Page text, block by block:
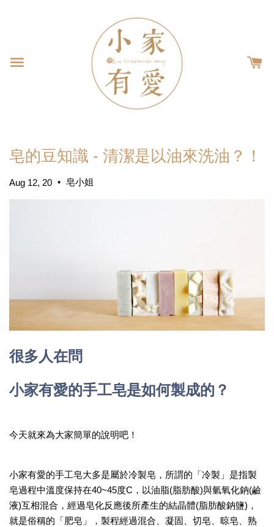
皂的豆知識 - 清潔是以油來洗油？！
Aug 12, 20 • 皂小姐
很多人在問
小家有愛的手工皂是如何製成的？
今天就來為大家簡單的說明吧！
小家有愛的手工皂大多是屬於冷製皂，所謂的「冷製」是指製
皂過程中溫度保持在40~45度C，以油脂(脂肪酸)與氫氧化鈉(鹼
液)互相混合，經過皂化反應後所產生的結晶體(脂肪酸鈉鹽)，
就是俗稱的「肥皂」，製程經過混合、凝固、切皂、晾皂、熟